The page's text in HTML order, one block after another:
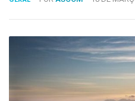
FALE
Copyright
Desenvolvido